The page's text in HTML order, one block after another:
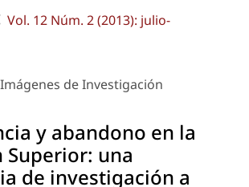
Vol. 12 Núm. 2 (2013): julio-
Imágenes de Investigación
y abandono en la
Superior: una
de investigación a